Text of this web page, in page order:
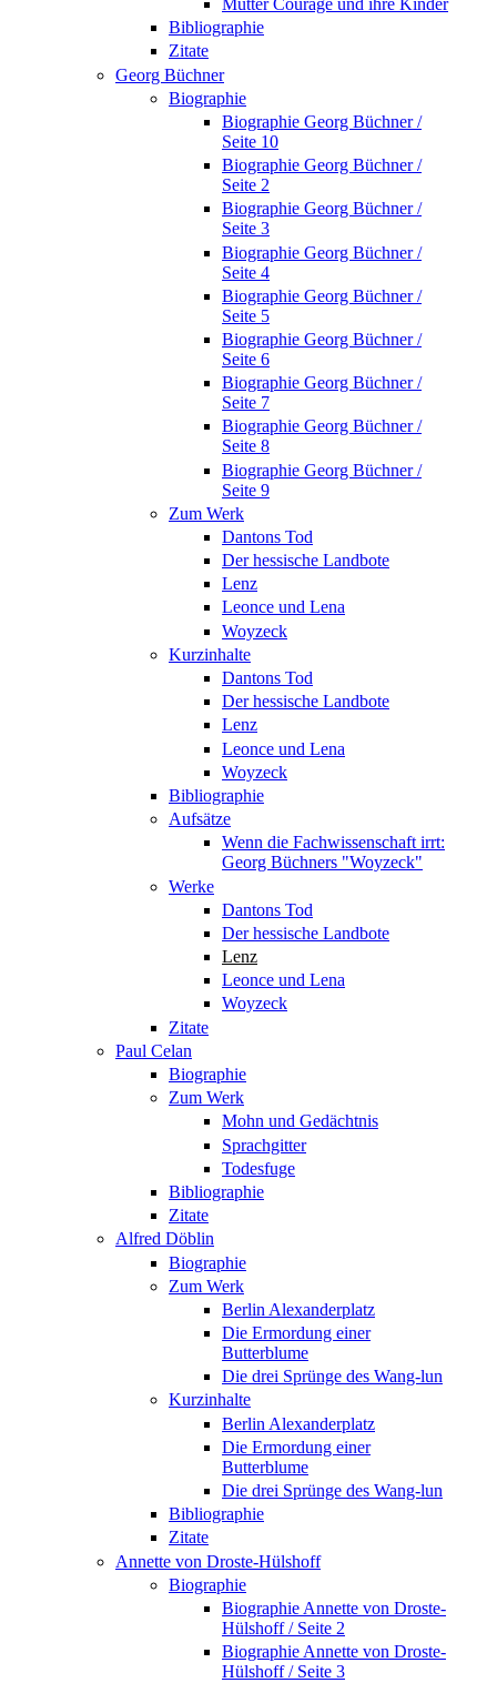
Mutter Courage und ihre Kinder
Bibliographie
Zitate
Georg Büchner
Biographie
Biographie Georg Büchner /
Seite 10
Biographie Georg Büchner /
Seite 2
Biographie Georg Büchner /
Seite 3
Biographie Georg Büchner /
Seite 4
Biographie Georg Büchner /
Seite 5
Biographie Georg Büchner /
Seite 6
Biographie Georg Büchner /
Seite 7
Biographie Georg Büchner /
Seite 8
Biographie Georg Büchner /
Seite 9
Zum Werk
Dantons Tod
Der hessische Landbote
Lenz
Leonce und Lena
Woyzeck
Kurzinhalte
Dantons Tod
Der hessische Landbote
Lenz
Leonce und Lena
Woyzeck
Bibliographie
Aufsätze
Wenn die Fachwissenschaft irrt:
Georg Büchners "Woyzeck"
Werke
Dantons Tod
Der hessische Landbote
Lenz
Leonce und Lena
Woyzeck
Zitate
Paul Celan
Biographie
Zum Werk
Mohn und Gedächtnis
Sprachgitter
Todesfuge
Bibliographie
Zitate
Alfred Döblin
Biographie
Zum Werk
Berlin Alexanderplatz
Die Ermordung einer
Butterblume
Die drei Sprünge des Wang-lun
Kurzinhalte
Berlin Alexanderplatz
Die Ermordung einer
Butterblume
Die drei Sprünge des Wang-lun
Bibliographie
Zitate
Annette von Droste-Hülshoff
Biographie
Biographie Annette von Droste-
Hülshoff / Seite 2
Biographie Annette von Droste-
Hülshoff / Seite 3